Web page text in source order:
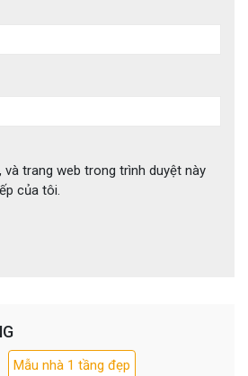
trang web trong trình duyệt này
của tôi.
Mẫu nhà 1 tầng đẹp